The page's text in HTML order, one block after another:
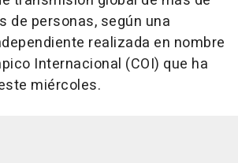
de personas, según una
realizada en nombre
Internacional (COI) que ha
miércoles.